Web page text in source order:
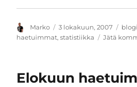
Kirjoittaja
Marko Julkaistu
3 lokakuun, 2007 blogi
haetuimmat,statistiikka Jätä
Elokuun